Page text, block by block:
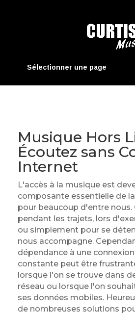
Sélectionner une page
Musique Hors
Écoutez sans
Internet
L'accès à la musique est
composante essentielle de
pour beaucoup d'entre nous.
pendant les trajets, lors
ou simplement pour se
nous accompagne.
dépendance à une
constante peut être
lorsque l'on se trouve dans
réseau ou lorsque l'on
ses données mobiles.
de nombreuses solutions